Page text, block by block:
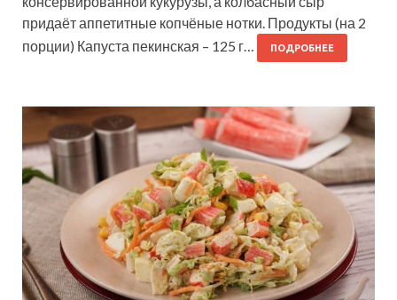
придаёт аппетитные копчёные нотки. Продукты (на 2
порции) Капуста пекинская – 125 г…
ПОДРОБНЕЕ